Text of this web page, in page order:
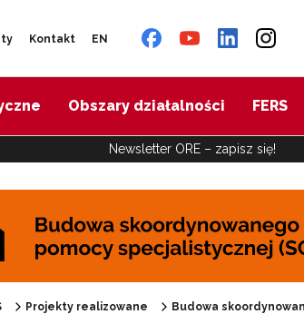
Kontakt EN
Obszary działalności FERS
Newsletter ORE – zapisz się!
skoordynowanego systemu pomocy
Projekty realizowane Budowa